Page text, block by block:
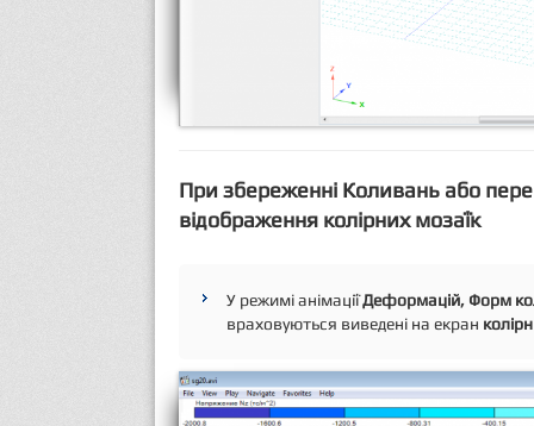
При збереженні Коливань або
відображення колірних мозаїк
У режимі анімаціїДеформацій, Форм
враховуються виведені на екран